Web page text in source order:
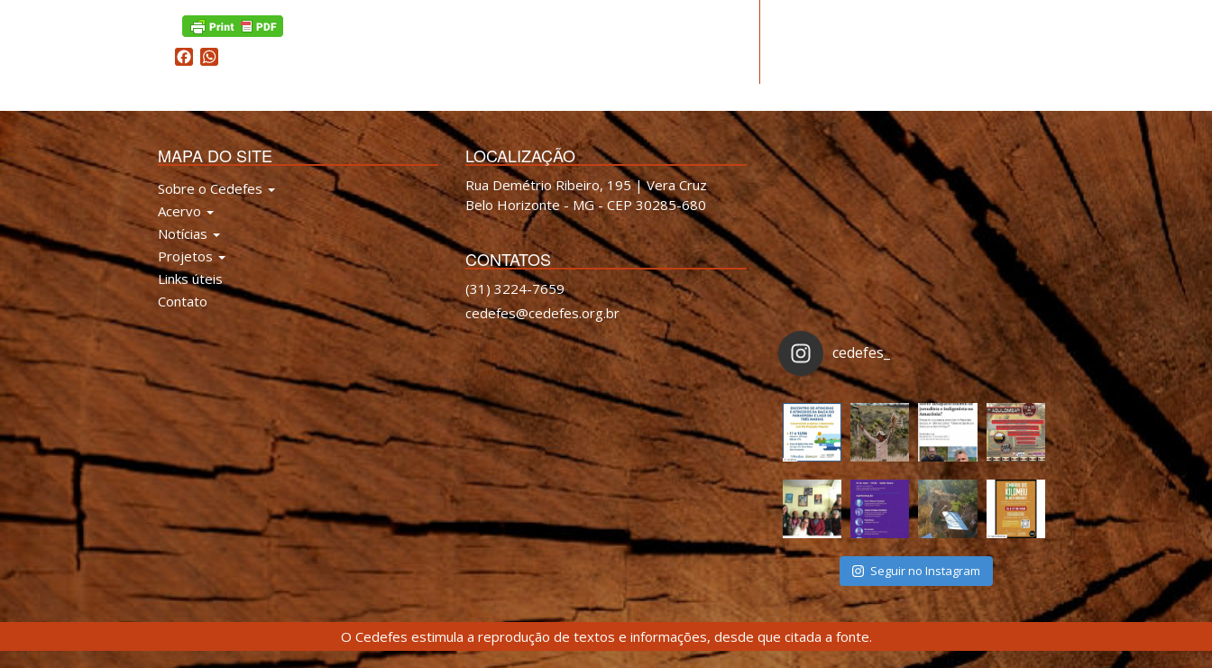
Facebook
MAPA DO SITE
Sobre o Cedefes
Acervo
Notícias
Projetos
Links úteis
Contato
LOCALIZAÇÃO
Rua Demétrio Ribeiro, 195 | Vera Cruz
Belo Horizonte - MG - CEP 30285-680
CONTATOS
(31) 3224-7659
cedefes@cedefes.org.br
cedefes_
Seguir no Instagram
O Cedefes estimula a reprodução de textos e informações, desde que citada a fonte.